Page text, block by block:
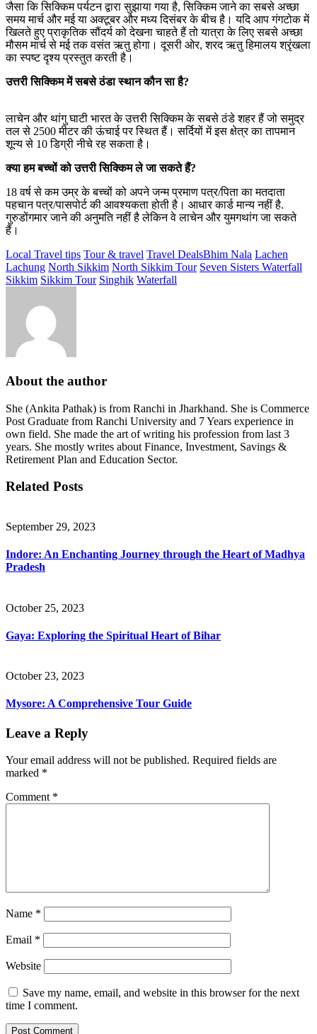
जैसा कि सिक्किम पर्यटन द्वारा सुझाया गया है, सिक्किम जाने का सबसे अच्छा
समय मार्च और मई या अक्टूबर और मध्य दिसंबर के बीच है। यदि आप गंगटोक में
खिलते हुए प्राकृतिक सौंदर्य को देखना चाहते हैं तो यात्रा के लिए सबसे अच्छा
मौसम मार्च से मई तक वसंत ऋतु होगा। दूसरी ओर, शरद ऋतु हिमालय श्रृंखला
का स्पष्ट दृश्य प्रस्तुत करती है।
उत्तरी सिक्किम में सबसे ठंडा स्थान कौन सा है?
लाचेन और थांगु घाटी भारत के उत्तरी सिक्किम के सबसे ठंडे शहर हैं जो समुद्र
तल से 2500 मीटर की ऊंचाई पर स्थित हैं। सर्दियों में इस क्षेत्र का तापमान
शून्य से 10 डिग्री नीचे रह सकता है।
क्या हम बच्चों को उत्तरी सिक्किम ले जा सकते हैं?
18 वर्ष से कम उम्र के बच्चों को अपने जन्म प्रमाण पत्र/पिता का मतदाता
पहचान पत्र/पासपोर्ट की आवश्यकता होती है। आधार कार्ड मान्य नहीं है.
गुरुडोंगमार जाने की अनुमति नहीं है लेकिन वे लाचेन और युमगथांग जा सकते
हैं।
Local Travel tips Tour & travel Travel DealsBhim Nala Lachen
Lachung North Sikkim North Sikkim Tour Seven Sisters Waterfall
Sikkim Sikkim Tour Singhik Waterfall
About the author
She (Ankita Pathak) is from Ranchi in Jharkhand. She is Commerce
Post Graduate from Ranchi University and 7 Years experience in
own field. She made the art of writing his profession from last 3
years. She mostly writes about Finance, Investment, Savings &
Retirement Plan and Education Sector.
Related Posts
September 29, 2023
Indore: An Enchanting Journey through the Heart of Madhya
Pradesh
October 25, 2023
Gaya: Exploring the Spiritual Heart of Bihar
October 23, 2023
Mysore: A Comprehensive Tour Guide
Leave a Reply
Your email address will not be published. Required fields are
marked *
Comment *
Name *
Email *
Website
Save my name, email, and website in this browser for the next
time I comment.